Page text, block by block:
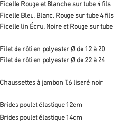
Ficelle Rouge et Blanche sur tube 4 fils
Ficelle Bleu, Blanc, Rouge sur tube 4 fils
Ficelle lin Écru, Noire et Rouge sur tube
Filet de rôti en polyester Ø de 12 à 20
Filet de rôti en polyester Ø de 22 à 24
Chaussettes à jambon T.6 liseré noir
Brides poulet élastique 12cm
Brides poulet élastique 14cm